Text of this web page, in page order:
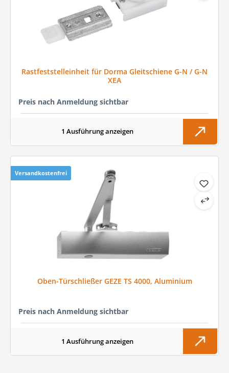
Rastfeststelleinheit für Dorma Gleitschiene G-N / G-N
XEA
Preis nach Anmeldung sichtbar
1 Ausführung anzeigen
Versandkostenfrei
Oben-Türschließer GEZE TS 4000, Aluminium
Preis nach Anmeldung sichtbar
1 Ausführung anzeigen